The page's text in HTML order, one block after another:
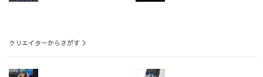
クリエイターからさがす ＞